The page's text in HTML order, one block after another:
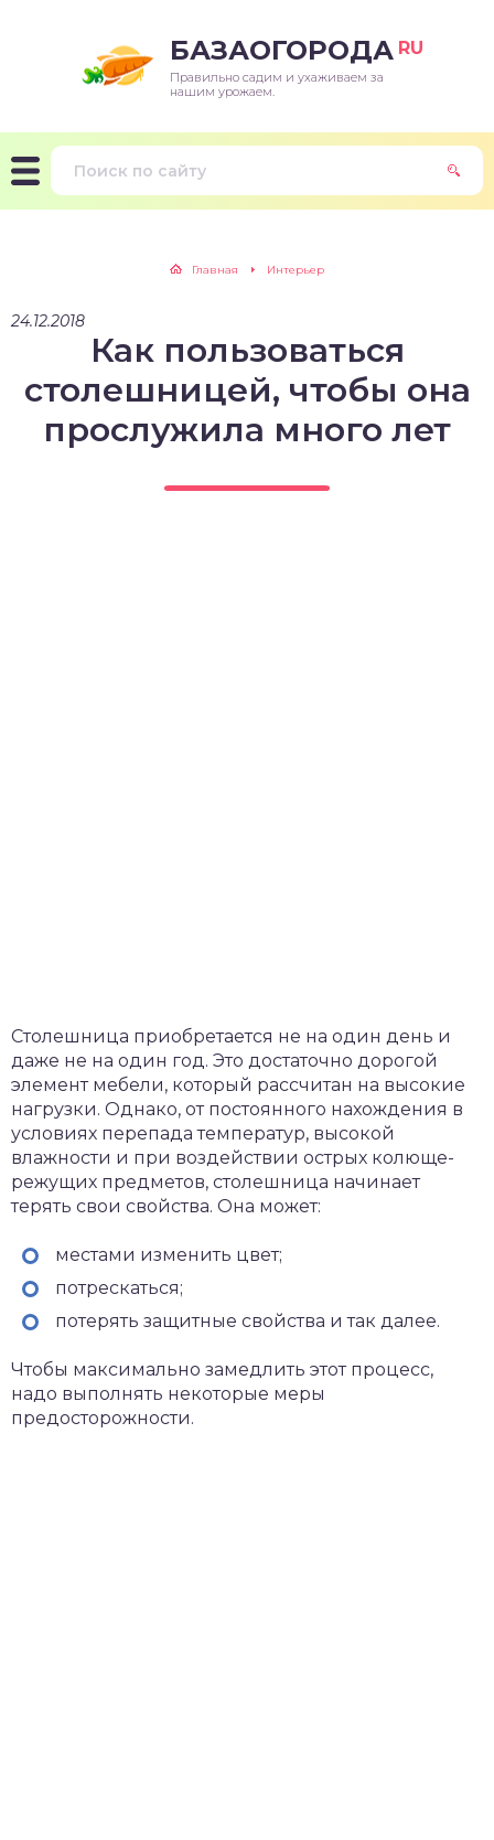
БАЗАОГОРОДА RU
Правильно садим и ухаживаем за
нашим урожаем.
Главная Интерьер
24.12.2018
Как пользоваться
столешницей, чтобы она
прослужила много лет
Столешница приобретается не на один день и
даже не на один год. Это достаточно дорогой
элемент мебели, который рассчитан на высокие
нагрузки. Однако, от постоянного нахождения в
условиях перепада температур, высокой
влажности и при воздействии острых колюще-
режущих предметов, столешница начинает
терять свои свойства. Она может:
местами изменить цвет;
потрескаться;
потерять защитные свойства и так далее.
Чтобы максимально замедлить этот процесс,
надо выполнять некоторые меры
предосторожности.